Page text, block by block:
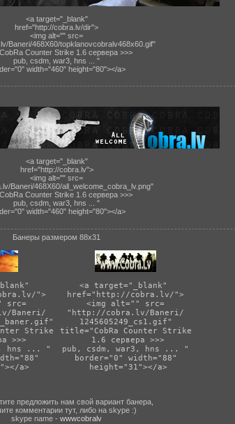
<a target="_blank"
href="http://cobra.lv/dir">
<img alt="" src=
Baneri/468X60/topklanovcobralv468x60.gif"
Counter Strike 1.6 сервера >>>
pub, csdm, war3, hns ... "
width="460" height="80"></a>
<a target="_blank"
href="http://cobra.lv">
<img alt="" src=
Baneri/468X60/all_welcome_cobra_lv.png"
Counter Strike 1.6 сервера >>>
pub, csdm, war3, hns ... "
width="460" height="80"></a>
Банеры размером 88х31
">
src=
Baneri/
"
Strike
>>>
hns ... "
a>
<a target="_blank"
href="http://cobra.lv/">
<img alt="" src=
" http://cobra.lv/Baneri/
1245605249_cs1.gif "
title="CobRa Counter Strike
1.6 сервера >>>
pub, csdm, war3, hns ... "
border="0" width="88"
height="31"></a>
предложить нам свой вариант банера,
комментарии тут, либо на skype :)
skype name - wwwcobralv